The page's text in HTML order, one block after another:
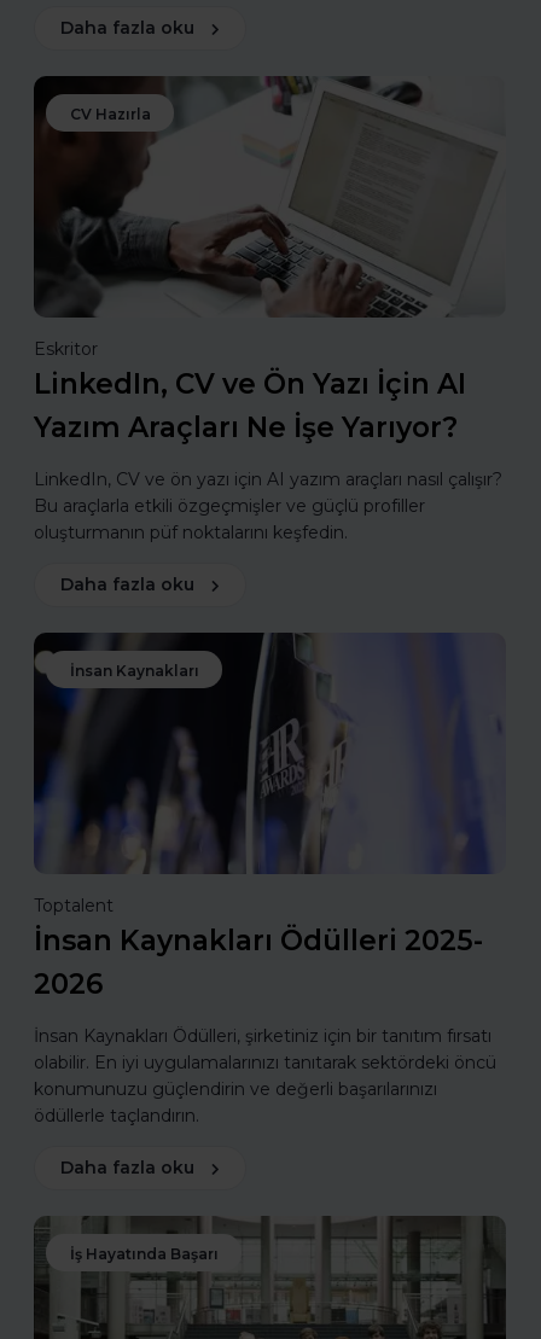
Daha fazla oku
CV Hazırla
Eskritor
LinkedIn, CV ve Ön Yazı İçin AI
Yazım Araçları Ne İşe Yarıyor?
LinkedIn, CV ve ön yazı için AI yazım araçları nasıl çalışır?
Bu araçlarla etkili özgeçmişler ve güçlü profiller
oluşturmanın püf noktalarını keşfedin.
Daha fazla oku
İnsan Kaynakları
Toptalent
İnsan Kaynakları Ödülleri 2025-
2026
İnsan Kaynakları Ödülleri, şirketiniz için bir tanıtım fırsatı
olabilir. En iyi uygulamalarınızı tanıtarak sektördeki öncü
konumunuzu güçlendirin ve değerli başarılarınızı
ödüllerle taçlandırın.
Daha fazla oku
İş Hayatında Başarı